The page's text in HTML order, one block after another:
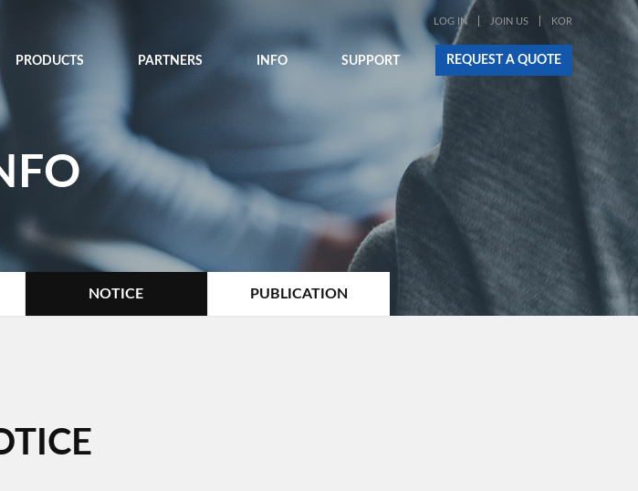
PRODUCTS PARTNERS INFO SUPPORT REQUEST A QUOTE
LOG IN JOIN US KOR
NOTICE PUBLICATION